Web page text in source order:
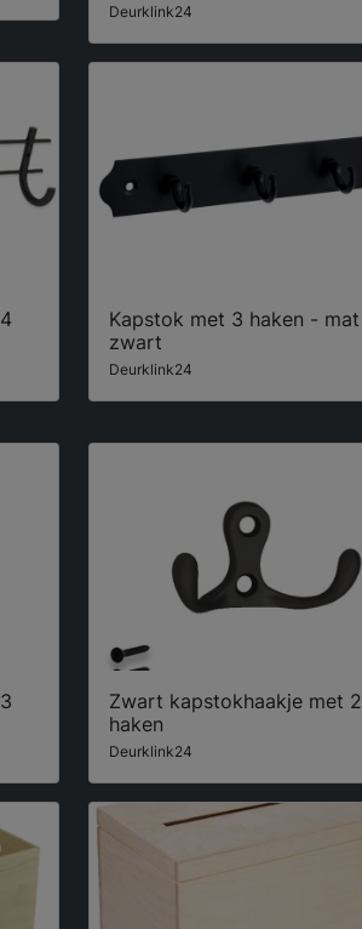
Deurklink24
Kapstok met 3 haken - mat
zwart
Deurklink24
Zwart kapstokhaakje met 2
haken
Deurklink24